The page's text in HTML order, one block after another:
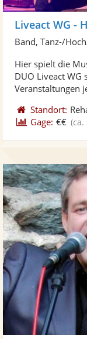
Band, Tanz-/
Hier spielt die
DUO Liveact
Veranstaltungen
Standort:
Gage: €€